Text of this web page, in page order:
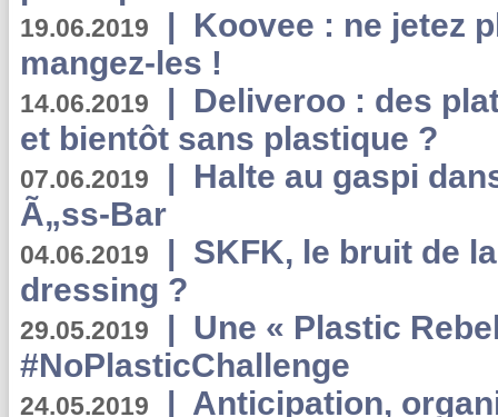
19.06.2019 | Koovee : ne jetez
mangez-les !
14.06.2019 | Deliveroo : des
et bientôt sans plastique ?
07.06.2019 | Halte au gaspi
Ã„ss-Bar
04.06.2019 | SKFK, le bruit de
dressing ?
29.05.2019 | Une « Plastic
#NoPlasticChallenge
24.05.2019 | Anticipation,